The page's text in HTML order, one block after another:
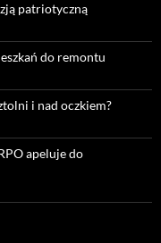
patriotyczną
do remontu
i nad oczkiem?
apeluje do